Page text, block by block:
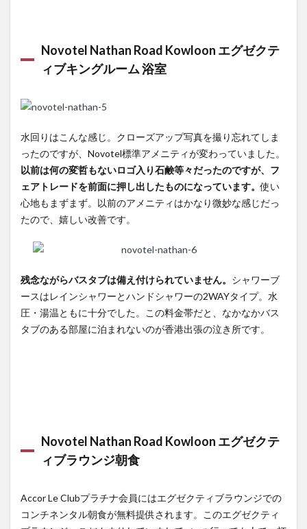
Novotel Nathan Road Kowloon エグゼクテ
ィブキングルーム 浴室
水回りはこんな感じ。クローズアップ写真を撮り忘れてしま
ったのですが、Novotel標準アメニティが変わっていました。
以前は何の変哲もないロゴ入り石鹸等々だったのですが、フ
ェアトレードを前面に押し出したものになっています。使い
心地もまずまず。以前のアメニティはかなり微妙な感じだっ
たので、嬉しい改善です。
残念ながらバスタブは備え付けられていません。 シャワーブ
ースはレインシャワーとハンドシャワーの2WAYタイプ。水
圧・湯温ともに十分でした。この料金帯だと、なかなかバス
タブのある部屋に泊まれないのが香港出張の泣き所です。
Novotel Nathan Road Kowloon エグゼクテ
ィブラウンジ朝食
Accor Le Clubプラチナ会員にはエグゼクティブラウンジでの
コンチネンタル朝食が無料提供されます。このエグゼクティ